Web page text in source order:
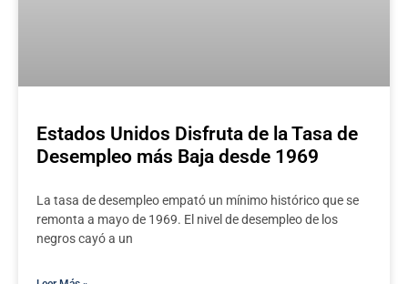
Estados Unidos Disfruta de la Tasa de
Desempleo más Baja desde 1969
La tasa de desempleo empató un mínimo histórico que se
remonta a mayo de 1969. El nivel de desempleo de los
negros cayó a un